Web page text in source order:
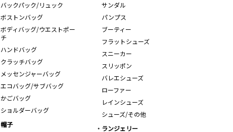
バックパック/リュック
ボストンバッグ
ボディバッグ/ウエストポー
チ
ハンドバッグ
クラッチバッグ
メッセンジャーバッグ
エコバッグ/サブバッグ
かごバッグ
ショルダーバッグ
サンダル
パンプス
ブーティー
フラットシューズ
スニーカー
スリッポン
バレエシューズ
ローファー
レインシューズ
シューズ/その他
帽子
ランジェリー